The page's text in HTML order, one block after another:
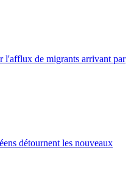
l'afflux de migrants arrivant par
détournent les nouveaux